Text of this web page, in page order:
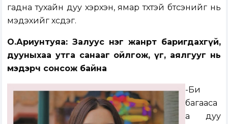
гадна тухайн дуу хэрхэн, ямар түүхтэй бүтсэнийг нь
мэдэхийг хүсдэг.
О.Ариунтуяа: Залуус нэг жанрт баригдахгүй,
дууныхаа утга санааг ойлгож, үг, аялгууг нь
мэдэрч сонсож байна
-Би
багааса
а дуу